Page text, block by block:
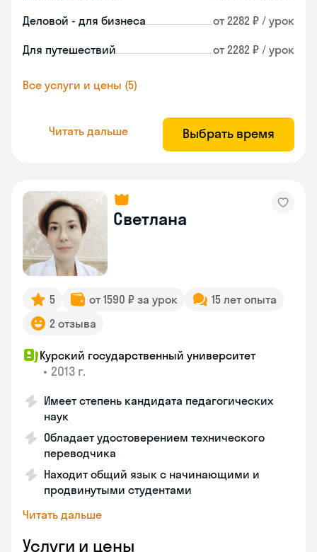
Деловой - для бизнеса от 2282 ₽ / урок
Для путешествий от 2282 ₽ / урок
Все услуги и цены (5)
Читать дальше Выбрать время
Светлана
5 от 1590 ₽ за урок
15 лет опыта
2 отзыва
Курский государственный университет
• 2013 г.
Имеет степень кандидата педагогических
наук
Обладает удостоверением технического
переводчика
Находит общий язык с начинающими и
продвинутыми студентами
Читать дальше
Услуги и цены